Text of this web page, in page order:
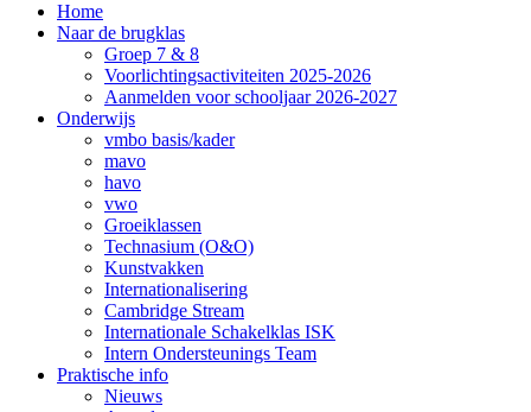
Home
Naar de brugklas
Groep 7 & 8
Voorlichtingsactiviteiten 2025-2026
Aanmelden voor schooljaar 2026-2027
Onderwijs
vmbo basis/kader
mavo
havo
vwo
Groeiklassen
Technasium (O&O)
Kunstvakken
Internationalisering
Cambridge Stream
Internationale Schakelklas ISK
Intern Ondersteunings Team
Praktische info
Nieuws